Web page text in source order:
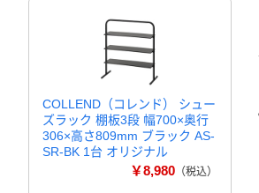
COLLEND（コレンド） シュー
ズラック 棚板3段 幅700×奥行
306×高さ809mm ブラック AS-
SR-BK 1台 オリジナル
￥8,980 （税込）